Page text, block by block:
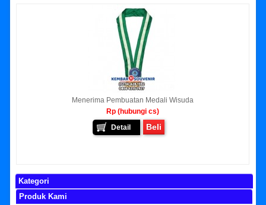
Menerima Pembuatan Medali Wisuda
Rp (hubungi cs)
Detail
Beli
Kategori
Produk Kami